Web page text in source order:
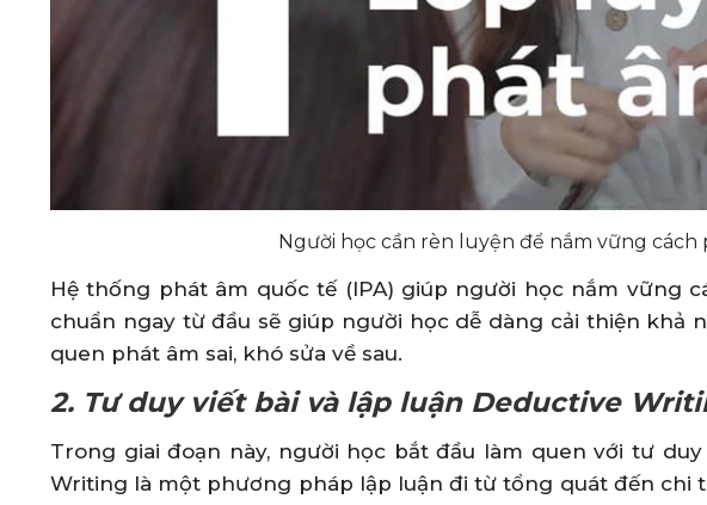
Người học cần rèn luyện để nắm vững
Hệ thống phát âm quốc tế (IPA) giúp người học nắm vững
chuẩn ngay từ đầu sẽ giúp người học dễ dàng cải thiện khả
quen phát âm sai, khó sửa về sau.
2. Tư duy viết bài và lập luận Deductive
Trong giai đoạn này, người học bắt đầu làm quen với tư
Writing là một phương pháp lập luận đi từ tổng quát đến chi